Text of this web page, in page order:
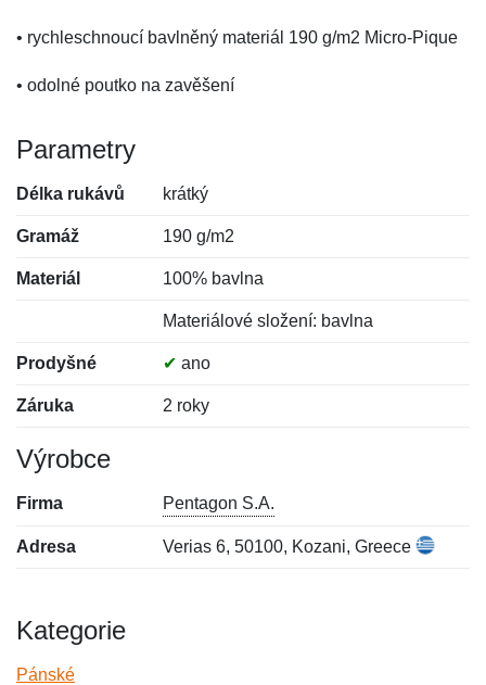
• rychleschnoucí bavlněný materiál 190 g/m2 Micro-Pique
• odolné poutko na zavěšení
Parametry
Délka rukávů krátký
Gramáž 190 g/m2
Materiál 100% bavlna
Materiálové složení: bavlna
Prodyšné ✔ ano
Záruka 2 roky
Výrobce
Firma Pentagon S.A.
Adresa Verias 6, 50100, Kozani, Greece
Kategorie
Pánské